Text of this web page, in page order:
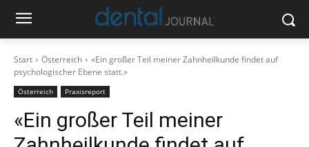
Start Österreich
«Ein großer Teil meiner Zahnheilkunde findet auf
psychologischer Ebene statt.»
Österreich Praxisreport
«Ein großer Teil meiner